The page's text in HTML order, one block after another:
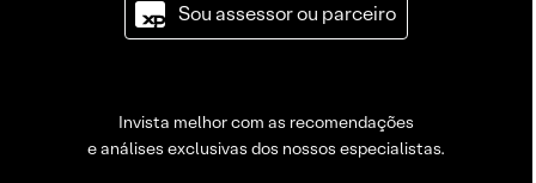
Sou assessor ou parceiro
Invista melhor com as recomendações
e análises exclusivas dos nossos especialistas.